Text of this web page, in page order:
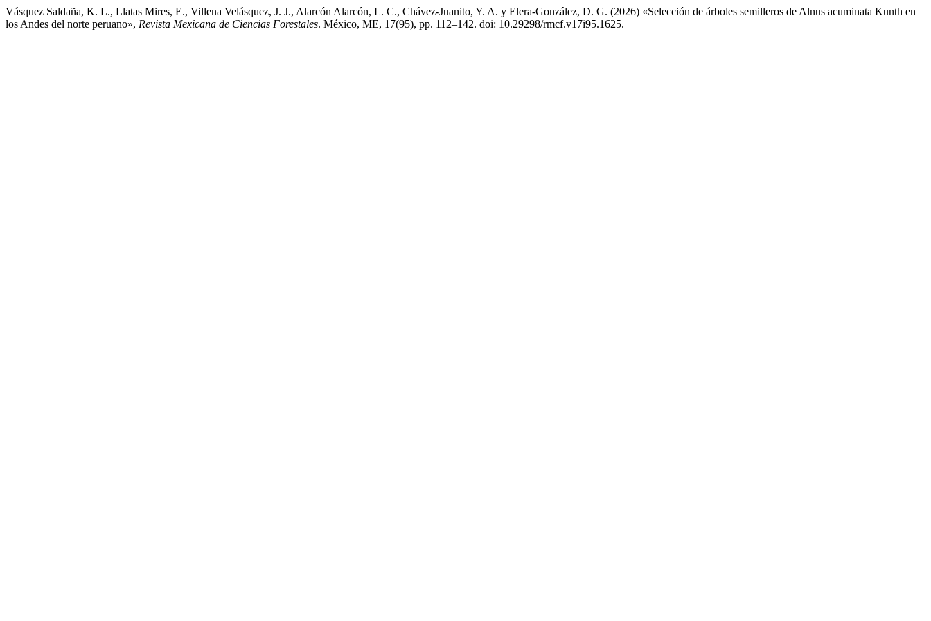
Vásquez Saldaña, K. L., Llatas Mires, E., Villena Velásquez, J. J., Alarcón Alarcón, L. C., Chávez-Juanito, Y. A. y Elera-González, D. G. (2026) «Selección de árboles semilleros de Alnus acuminata Kunth en
los Andes del norte peruano», Revista Mexicana de Ciencias Forestales. México, ME, 17(95), pp. 112–142. doi: 10.29298/rmcf.v17i95.1625.